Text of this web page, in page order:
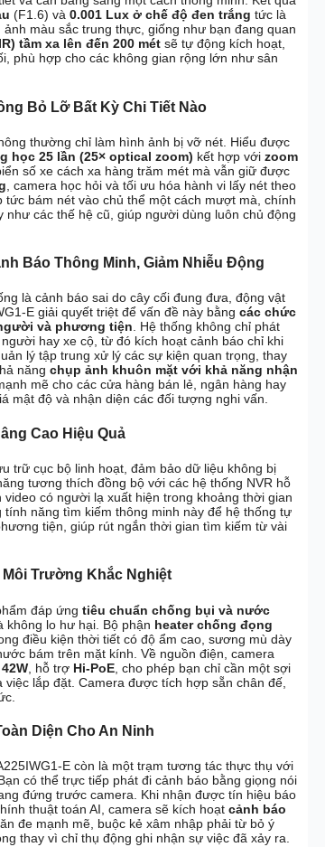
(F1.6) và 0.001 Lux ở chế độ đen trắng tức là
màu sắc trung thực, giống như bạn đang quan
tầm xa lên đến 200 mét sẽ tự động kích hoạt,
phù hợp cho các không gian rộng lớn như sân
Bỏ Lỡ Bất Kỳ Chi Tiết Nào
thường chỉ làm hình ảnh bị vỡ nét. Hiểu được
học 25 lần (25× optical zoom) kết hợp với zoom
số xe cách xa hàng trăm mét mà vẫn giữ được
, camera học hỏi và tối ưu hóa hành vi lấy nét theo
bám nét vào chủ thể một cách mượt mà, chính
như các thế hệ cũ, giúp người dùng luôn chủ động
Báo Thông Minh, Giảm Nhiễu Động
là cảnh báo sai do cây cối đung đưa, động vật
E giải quyết triệt để vấn đề này bằng các chức
và phương tiện. Hệ thống không chỉ phát
hay xe cộ, từ đó kích hoạt cảnh báo chỉ khi
lý tập trung xử lý các sự kiện quan trọng, thay
năng chụp ảnh khuôn mặt với khả năng nhận
mẽ cho các cửa hàng bán lẻ, ngân hàng hay
mật độ và nhận diện các đối tượng nghi vấn.
Cao Hiệu Quả
trữ cục bộ linh hoạt, đảm bảo dữ liệu không bị
tương thích đồng bộ với các hệ thống NVR hỗ
video có người lạ xuất hiện trong khoảng thời gian
năng tìm kiếm thông minh này để hệ thống tự
tiện, giúp rút ngắn thời gian tìm kiếm từ vài
Trường Khắc Nghiệt
đáp ứng tiêu chuẩn chống bụi và nước
không lo hư hại. Bộ phận heater chống đọng
điều kiện thời tiết có độ ẩm cao, sương mù dày
bám trên mặt kính. Về nguồn điện, camera
, hỗ trợ Hi-PoE , cho phép bạn chỉ cần một sợi
lắp đặt. Camera được tích hợp sẵn chân đế,
Diện Cho An Ninh
E còn là một trạm tương tác thực thụ với
Bạn có thể trực tiếp phát đi cảnh báo bằng giọng nói
đứng trước camera. Khi nhận được tín hiệu báo
thuật toán AI, camera sẽ kích hoạt cảnh báo
đe mạnh mẽ, buộc kẻ xâm nhập phải từ bỏ ý
thay vì chỉ thụ động ghi nhận sự việc đã xảy ra.